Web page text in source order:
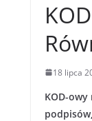
18 lipca
KOD-